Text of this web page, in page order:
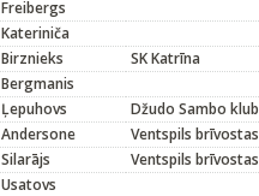
Freibergs
Kateriniča
Birznieks
SK Katrīna
Bergmanis
Ļepuhovs
Džudo Sambo
Andersone
Ventspils
Silarājs
Ventspils
Usatovs